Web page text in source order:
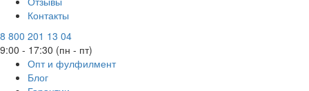
Контакты
8 800 201 13 04
9:00 - 17:30 (пн - пт)
Опт и фулфилмент
Блог